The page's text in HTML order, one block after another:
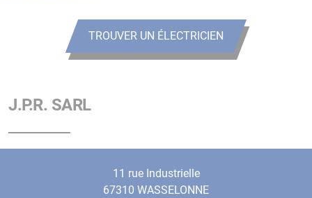
TROUVER UN ÉLECTRICIEN
J.P.R. SARL
11 rue Industrielle
67310 WASSELONNE